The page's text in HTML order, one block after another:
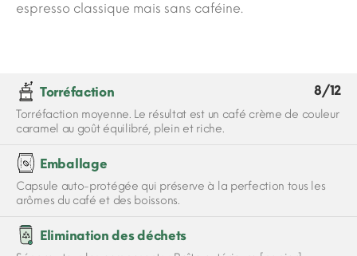
espresso classique mais sans caféine.
Torréfaction 8/12
Torréfaction moyenne. Le résultat est un café crème de couleur
caramel au goût équilibré, plein et riche.
Emballage
Capsule auto-protégée qui préserve à la perfection tous les
arômes du café et des boissons.
Elimination des déchets